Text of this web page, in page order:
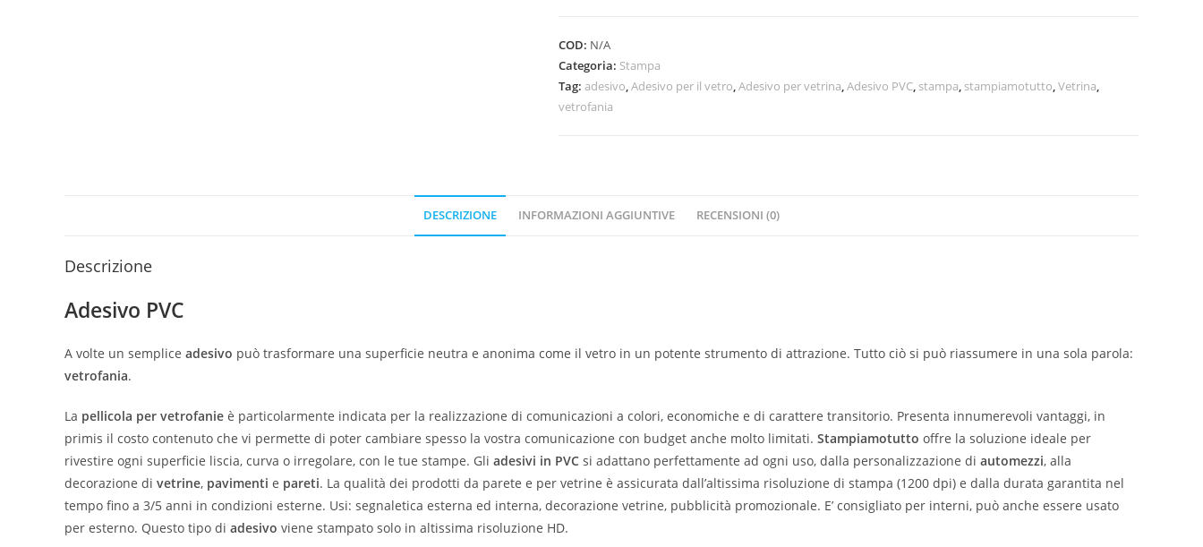
COD: N/A
Categoria: Stampa
Tag: adesivo,Adesivo per il vetro,Adesivo per vetrina,Adesivo PVC, stampa, stampiamotutto,Vetrina,
vetrofania
DESCRIZIONE INFORMAZIONI AGGIUNTIVE RECENSIONI (0)
Descrizione
Adesivo PVC
A volte un semplice adesivo può trasformare una superficie neutra e anonima come il vetro in un potente strumento di attrazione. Tutto ciò si può riassumere in una sola parola:
vetrofania.
La pellicola per vetrofanie è particolarmente indicata per la realizzazione di comunicazioni a colori, economiche e di carattere transitorio. Presenta innumerevoli vantaggi, in
primis il costo contenuto che vi permette di poter cambiare spesso la vostra comunicazione con budget anche molto limitati. Stampiamotutto offre la soluzione ideale per
rivestire ogni superficie liscia, curva o irregolare, con le tue stampe. Gli adesivi in PVC si adattano perfettamente ad ogni uso, dalla personalizzazione di automezzi, alla
decorazione di vetrine, pavimenti e pareti. La qualità dei prodotti da parete e per vetrine è assicurata dall’altissima risoluzione di stampa (1200 dpi) e dalla durata garantita nel
tempo fino a 3/5 anni in condizioni esterne. Usi: segnaletica esterna ed interna, decorazione vetrine, pubblicità promozionale. E’ consigliato per interni, può anche essere usato
per esterno. Questo tipo di adesivo viene stampato solo in altissima risoluzione HD.